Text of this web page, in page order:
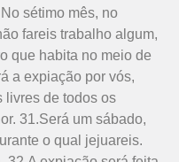
sétimo mês, no
fareis trabalho algum,
que habita no meio de
a expiação por vós,
livres de todos os
31.Será um sábado,
o qual jejuareis.